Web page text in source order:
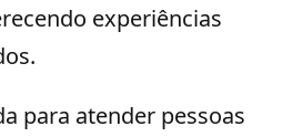
experiências
para atender pessoas